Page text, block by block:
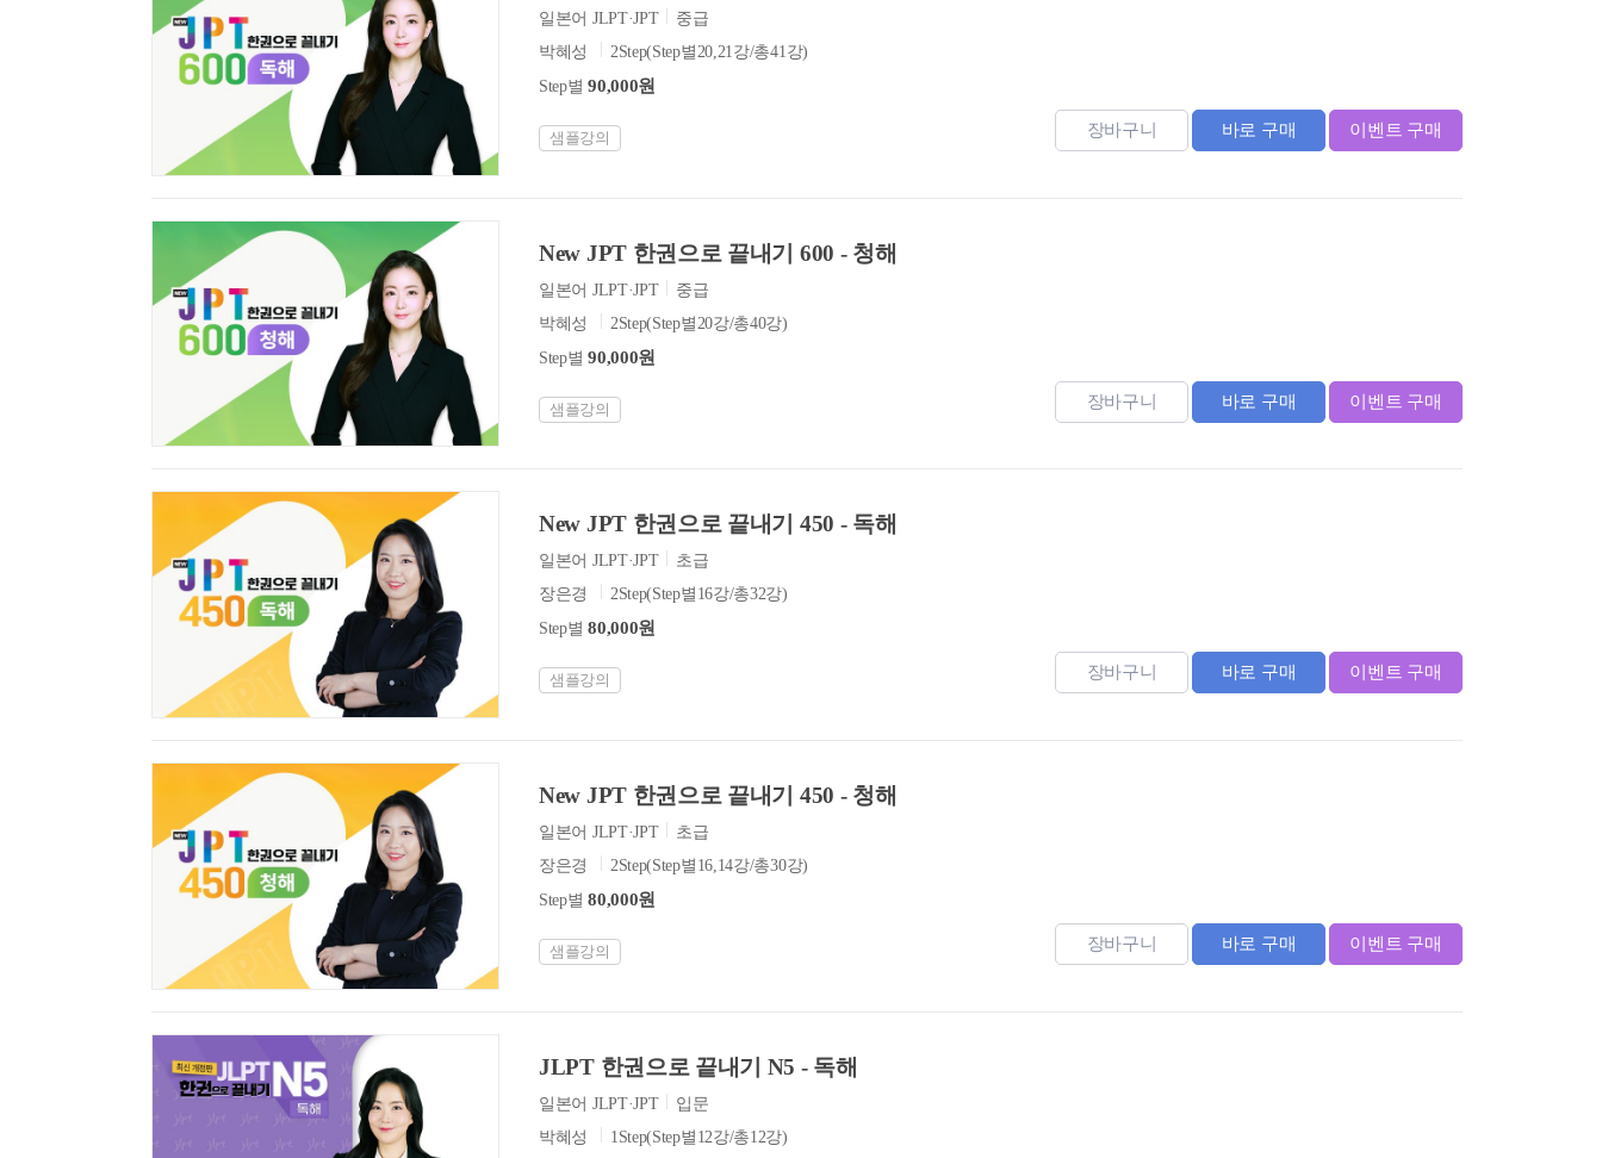
일본어 JLPT·JPT
중급
박혜성
2Step(Step별20,21강/총41강)
Step별90,000원
샘플강의 장바구니 바로 구매 이벤트 구매
New JPT 한권으로 끝내기 600 - 청해
일본어 JLPT·JPT
중급
박혜성
2Step(Step별20강/총40강)
Step별90,000원
샘플강의 장바구니 바로 구매 이벤트 구매
New JPT 한권으로 끝내기 450 - 독해
일본어 JLPT·JPT
초급
장은경
2Step(Step별16강/총32강)
Step별80,000원
샘플강의 장바구니 바로 구매 이벤트 구매
New JPT 한권으로 끝내기 450 - 청해
일본어 JLPT·JPT
초급
장은경
2Step(Step별16,14강/총30강)
Step별80,000원
샘플강의 장바구니 바로 구매 이벤트 구매
JLPT 한권으로 끝내기 N5 - 독해
일본어 JLPT·JPT
입문
박혜성
1Step(Step별12강/총12강)